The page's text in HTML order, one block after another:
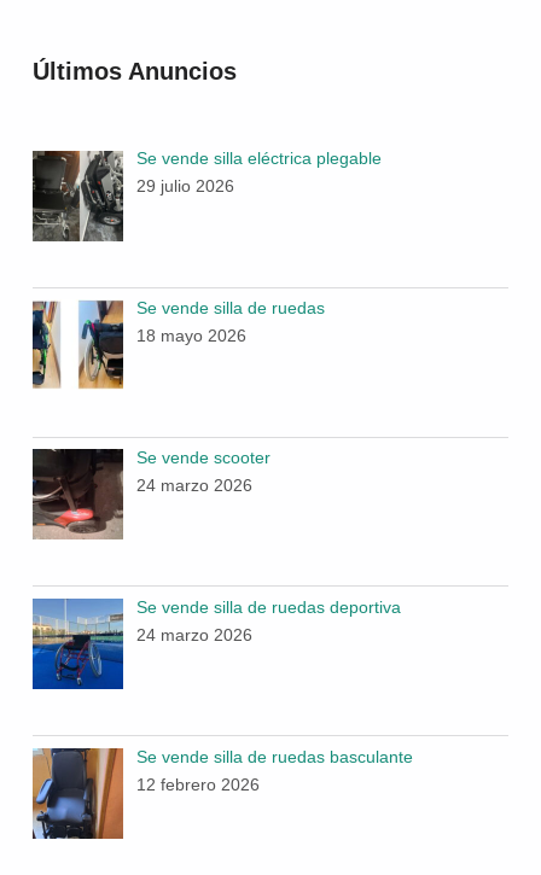
Últimos Anuncios
Se vende silla eléctrica plegable
29 julio 2026
Se vende silla de ruedas
18 mayo 2026
Se vende scooter
24 marzo 2026
Se vende silla de ruedas deportiva
24 marzo 2026
Se vende silla de ruedas basculante
12 febrero 2026